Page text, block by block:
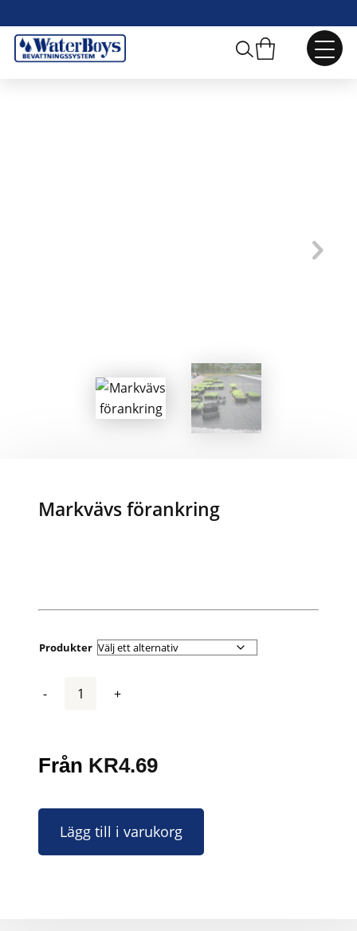
Webbshop / Marktäckningsväv
Markvävs förankring
Produkter
Från 4.69
KR
Lägg till i varukorg